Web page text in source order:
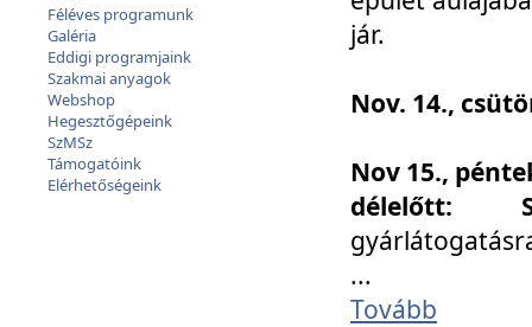
Féléves programunk
Galéria
Eddigi programjaink
Szakmai anyagok
Webshop
Hegesztőgépeink
SzMSz
Támogatóink
Elérhetőségeink
jár.
Nov. 14.,
Nov 15.,
délelőtt:
...
Tovább